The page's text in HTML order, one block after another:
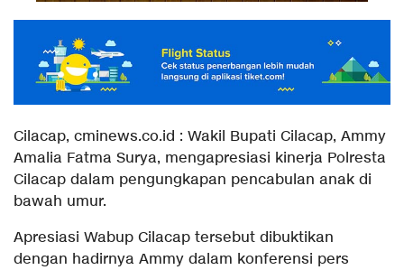
Cilacap, cminews.co.id : Wakil Bupati Cilacap, Ammy
Amalia Fatma Surya, mengapresiasi kinerja Polresta
Cilacap dalam pengungkapan pencabulan anak di
bawah umur.
Apresiasi Wabup Cilacap tersebut dibuktikan
dengan hadirnya Ammy dalam konferensi pers